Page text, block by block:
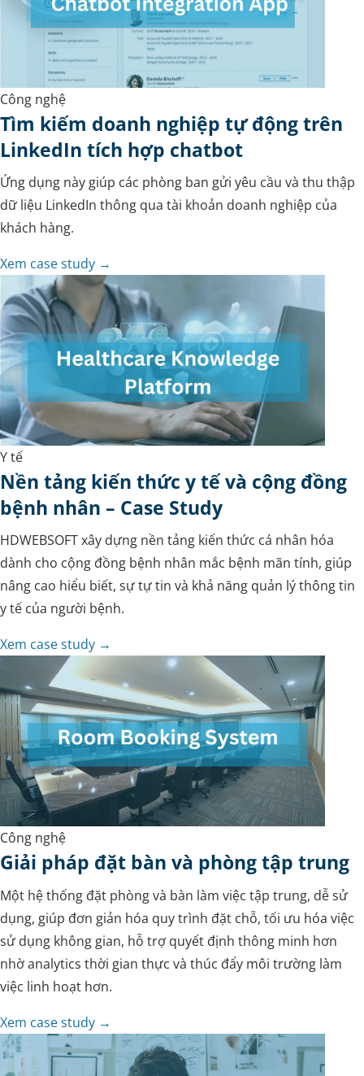
Công nghệ
Tìm kiếm doanh nghiệp tự động trên
LinkedIn tích hợp chatbot
Ứng dụng này giúp các phòng ban gửi yêu cầu và thu thập
dữ liệu LinkedIn thông qua tài khoản doanh nghiệp của
khách hàng.
Xem case study →
Y tế
Nền tảng kiến thức y tế và cộng đồng
bệnh nhân – Case Study
HDWEBSOFT xây dựng nền tảng kiến thức cá nhân hóa
dành cho cộng đồng bệnh nhân mắc bệnh mãn tính, giúp
nâng cao hiểu biết, sự tự tin và khả năng quản lý thông tin
y tế của người bệnh.
Xem case study →
Công nghệ
Giải pháp đặt bàn và phòng tập trung
Một hệ thống đặt phòng và bàn làm việc tập trung, dễ sử
dụng, giúp đơn giản hóa quy trình đặt chỗ, tối ưu hóa việc
sử dụng không gian, hỗ trợ quyết định thông minh hơn
nhờ analytics thời gian thực và thúc đẩy môi trường làm
việc linh hoạt hơn.
Xem case study →